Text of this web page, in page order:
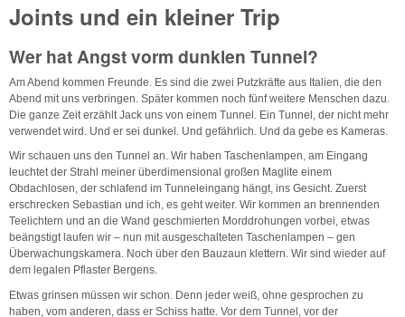
Joints und ein kleiner Trip
Wer hat Angst vorm dunklen Tunnel?
Am Abend kommen Freunde. Es sind die zwei Putzkräfte aus Italien, die den
Abend mit uns verbringen. Später kommen noch fünf weitere Menschen dazu.
Die ganze Zeit erzählt Jack uns von einem Tunnel. Ein Tunnel, der nicht mehr
verwendet wird. Und er sei dunkel. Und gefährlich. Und da gebe es Kameras.
Wir schauen uns den Tunnel an. Wir haben Taschenlampen, am Eingang
leuchtet der Strahl meiner überdimensional großen Maglite einem
Obdachlosen, der schlafend im Tunneleingang hängt, ins Gesicht. Zuerst
erschrecken Sebastian und ich, es geht weiter. Wir kommen an brennenden
Teelichtern und an die Wand geschmierten Morddrohungen vorbei, etwas
beängstigt laufen wir – nun mit ausgeschalteten Taschenlampen – gen
Überwachungskamera. Noch über den Bauzaun klettern. Wir sind wieder auf
dem legalen Pflaster Bergens.
Etwas grinsen müssen wir schon. Denn jeder weiß, ohne gesprochen zu
haben, vom anderen, dass er Schiss hatte. Vor dem Tunnel, vor der